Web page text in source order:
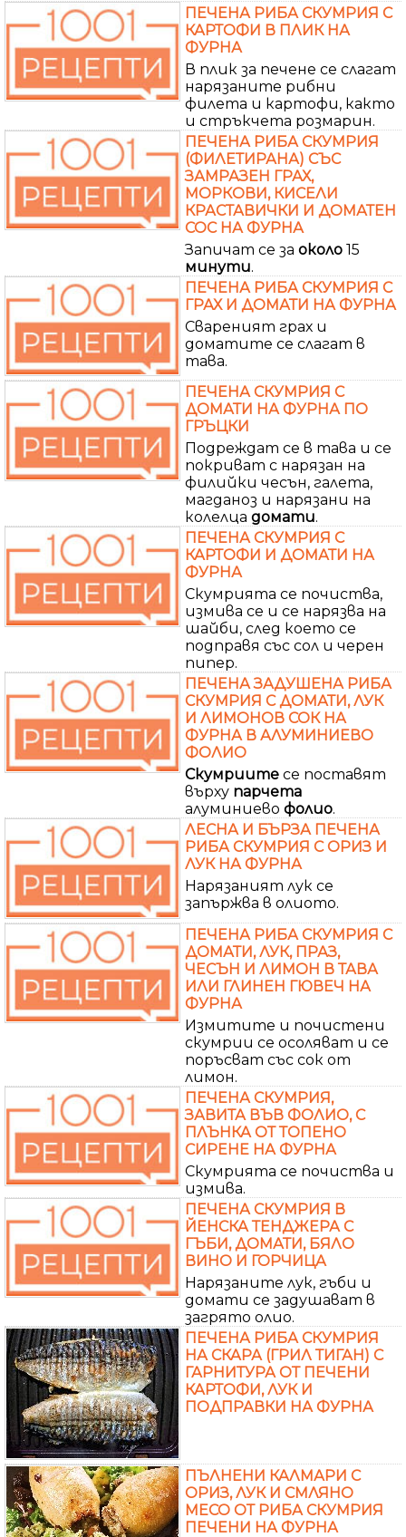
ПЕЧЕНА РИБА СКУМРИЯ С
КАРТОФИ В ПЛИК НА
ФУРНА
В плик за печене се слагат
нарязаните рибни
филета и картофи, както
и стръкчета розмарин.
ПЕЧЕНА РИБА СКУМРИЯ
(ФИЛЕТИРАНА) СЪС
ЗАМРАЗЕН ГРАХ,
МОРКОВИ, КИСЕЛИ
КРАСТАВИЧКИ И ДОМАТЕН
СОС НА ФУРНА
Запичат се за около 15
минути.
ПЕЧЕНА РИБА СКУМРИЯ С
ГРАХ И ДОМАТИ НА ФУРНА
Свареният грах и
доматите се слагат в
тава.
ПЕЧЕНА СКУМРИЯ С
ДОМАТИ НА ФУРНА ПО
ГРЪЦКИ
Подреждат се в тава и се
покриват с нарязан на
филийки чесън, галета,
магданоз и нарязани на
колелца домати.
ПЕЧЕНА СКУМРИЯ С
КАРТОФИ И ДОМАТИ НА
ФУРНА
Скумрията се почиства,
измива се и се нарязва на
шайби, след което се
подправя със сол и черен
пипер.
ПЕЧЕНА ЗАДУШЕНА РИБА
СКУМРИЯ С ДОМАТИ, ЛУК
И ЛИМОНОВ СОК НА
ФУРНА В АЛУМИНИЕВО
ФОЛИО
Скумриите се поставят
върху парчета
алуминиево фолио.
ЛЕСНА И БЪРЗА ПЕЧЕНА
РИБА СКУМРИЯ С ОРИЗ И
ЛУК НА ФУРНА
Нарязаният лук се
запържва в олиото.
ПЕЧЕНА РИБА СКУМРИЯ С
ДОМАТИ, ЛУК, ПРАЗ,
ЧЕСЪН И ЛИМОН В ТАВА
ИЛИ ГЛИНЕН ГЮВЕЧ НА
ФУРНА
Измитите и почистени
скумрии се осоляват и се
поръсват със сок от
лимон.
ПЕЧЕНА СКУМРИЯ,
ЗАВИТА ВЪВ ФОЛИО, С
ПЛЪНКА ОТ ТОПЕНО
СИРЕНЕ НА ФУРНА
Скумрията се почиства и
измива.
ПЕЧЕНА СКУМРИЯ В
ЙЕНСКА ТЕНДЖЕРА С
ГЪБИ, ДОМАТИ, БЯЛО
ВИНО И ГОРЧИЦА
Нарязаните лук, гъби и
домати се задушават в
загрято олио.
ПЕЧЕНА РИБА СКУМРИЯ
НА СКАРА (ГРИЛ ТИГАН) С
ГАРНИТУРА ОТ ПЕЧЕНИ
КАРТОФИ, ЛУК И
ПОДПРАВКИ НА ФУРНА
ПЪЛНЕНИ КАЛМАРИ С
ОРИЗ, ЛУК И СМЛЯНО
МЕСО ОТ РИБА СКУМРИЯ
ПЕЧЕНИ НА ФУРНА